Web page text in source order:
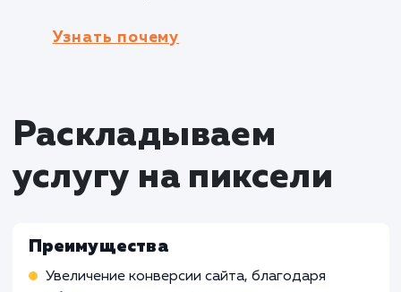
Кому не подходит данный
ориентированы на получение прибыли,
излишней, поскольку основная цель таких
Бизнесы с ограниченным онлайн-